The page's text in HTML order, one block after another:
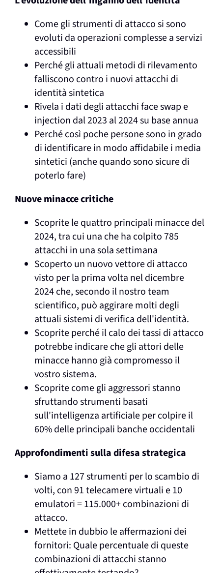
Come gli strumenti di attacco si sono
evoluti da operazioni complesse a servizi
accessibili
Perché gli attuali metodi di rilevamento
falliscono contro i nuovi attacchi di
identità sintetica
Rivela i dati degli attacchi face swap e
injection dal 2023 al 2024 su base annua
Perché così poche persone sono in grado
di identificare in modo affidabile i media
sintetici (anche quando sono sicure di
poterlo fare)
Nuove minacce critiche
Scoprite le quattro principali minacce del
2024, tra cui una che ha colpito 785
attacchi in una sola settimana
Scoperto un nuovo vettore di attacco
visto per la prima volta nel dicembre
2024 che, secondo il nostro team
scientifico, può aggirare molti degli
attuali sistemi di verifica dell'identità.
Scoprite perché il calo dei tassi di attacco
potrebbe indicare che gli attori delle
minacce hanno già compromesso il
vostro sistema.
Scoprite come gli aggressori stanno
sfruttando strumenti basati
sull'intelligenza artificiale per colpire il
60% delle principali banche occidentali
Approfondimenti sulla difesa strategica
Siamo a 127 strumenti per lo scambio di
volti, con 91 telecamere virtuali e 10
emulatori = 115.000+ combinazioni di
attacco.
Mettete in dubbio le affermazioni dei
fornitori: Quale percentuale di queste
combinazioni di attacchi stanno